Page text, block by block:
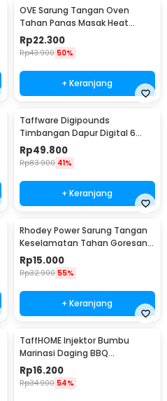
OVE Sarung Tangan Oven
Tahan Panas Masak Heat
Resistant Gloves - 540F
Rp22.300
Rp43.900 50%
+ Keranjang
Taffware Digipounds
Timbangan Dapur Digital 6
Satuan 1kg 0.1g - i2000
Rp49.800
Rp83.900 41%
+ Keranjang
Rhodey Power Sarung Tangan
Keselamatan Tahan Goresan
Pisau - EN388
Rp15.000
Rp32.900 55%
+ Keranjang
TaffHOME Injektor Bumbu
Marinasi Daging BBQ
Seasoning Injector - HC117
Rp16.200
Rp34.900 54%